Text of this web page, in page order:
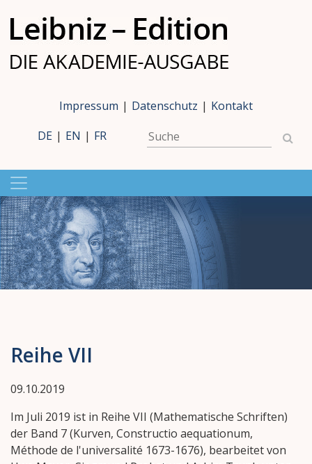
Impressum | Datenschutz | Kontakt
DE | EN | FR
Reihe VII
09.10.2019
Im Juli 2019 ist in Reihe VII (Mathematische Schriften)
der Band 7 (Kurven, Constructio aequationum,
Méthode de l'universalité 1673-1676), bearbeitet von